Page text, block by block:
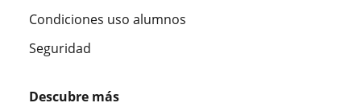
Condiciones uso alumnos
Seguridad
Descubre más